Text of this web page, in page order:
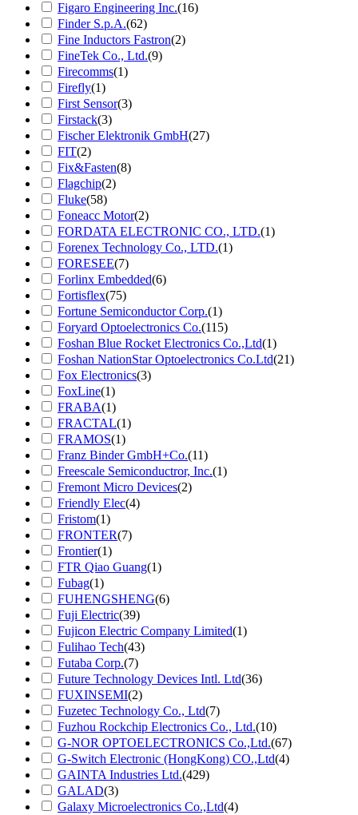
Figaro Engineering Inc.(16)
Finder S.p.A.(62)
Fine Inductors Fastron(2)
FineTek Co., Ltd.(9)
Firecomms(1)
Firefly(1)
First Sensor(3)
Firstack(3)
Fischer Elektronik GmbH(27)
FIT(2)
Fix&Fasten(8)
Flagchip(2)
Fluke(58)
Foneacc Motor(2)
FORDATA ELECTRONIC CO., LTD.(1)
Forenex Technology Co., LTD.(1)
FORESEE(7)
Forlinx Embedded(6)
Fortisflex(75)
Fortune Semiconductor Corp.(1)
Foryard Optoelectronics Co.(115)
Foshan Blue Rocket Electronics Co.,Ltd(1)
Foshan NationStar Optoelectronics Co.Ltd(21)
Fox Electronics(3)
FoxLine(1)
FRABA(1)
FRACTAL(1)
FRAMOS(1)
Franz Binder GmbH+Co.(11)
Freescale Semiconductror, Inc.(1)
Fremont Micro Devices(2)
Friendly Elec(4)
Fristom(1)
FRONTER(7)
Frontier(1)
FTR Qiao Guang(1)
Fubag(1)
FUHENGSHENG(6)
Fuji Electric(39)
Fujicon Electric Company Limited(1)
Fulihao Tech(43)
Futaba Corp.(7)
Future Technology Devices Intl. Ltd(36)
FUXINSEMI(2)
Fuzetec Technology Co., Ltd(7)
Fuzhou Rockchip Electronics Co., Ltd.(10)
G-NOR OPTOELECTRONICS Co.,Ltd.(67)
G-Switch Electronic (HongKong) CO.,Ltd(4)
GAINTA Industries Ltd.(429)
GALAD(3)
Galaxy Microelectronics Co.,Ltd(4)